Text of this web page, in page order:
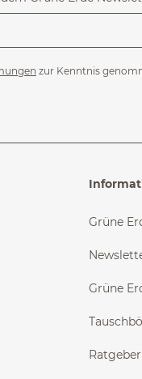
zur Kenntnis
Grüne
Grüne
Ratgeber